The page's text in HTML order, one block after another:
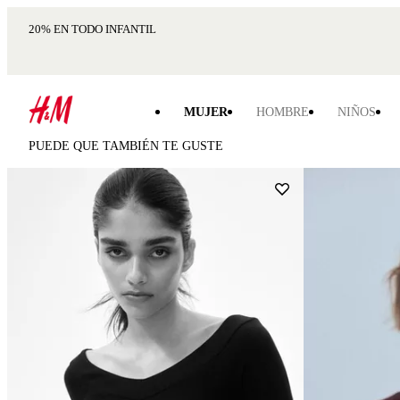
20% EN TODO INFANTIL
MUJER HOMBRE NIÑOS
PUEDE QUE TAMBIÉN TE GUSTE